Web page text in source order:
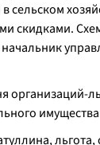
сельском
скидками.
организаций-
имущества